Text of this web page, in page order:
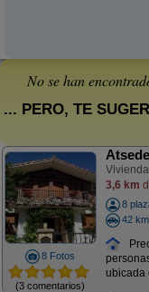
No se han
... PERO, TE
8 Fotos
(3 comentarios)
3,6 km
8
42
ubicada